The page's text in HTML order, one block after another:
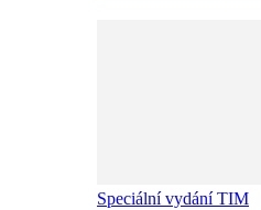
Speciální vydání TIM